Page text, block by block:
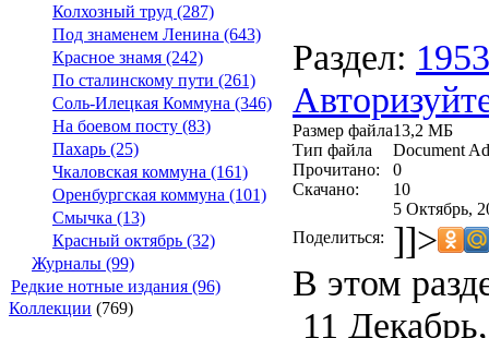
Колхозный труд (287)
Под знаменем Ленина (643)
Красное знамя (242)
По сталинскому пути (261)
Соль-Илецкая Коммуна (346)
На боевом посту (83)
Пахарь (25)
Чкаловская коммуна (161)
Оренбургская коммуна (101)
Смычка (13)
Красный октябрь (32)
Журналы (99)
Редкие нотные издания (96)
Коллекции (769)
Раздел: 1953
Размер файла13,2 МБ
Тип файла
Document
Прочитано:
0
Скачано:
10
5 Октябрь,
Поделиться: ]]>
В этом
11